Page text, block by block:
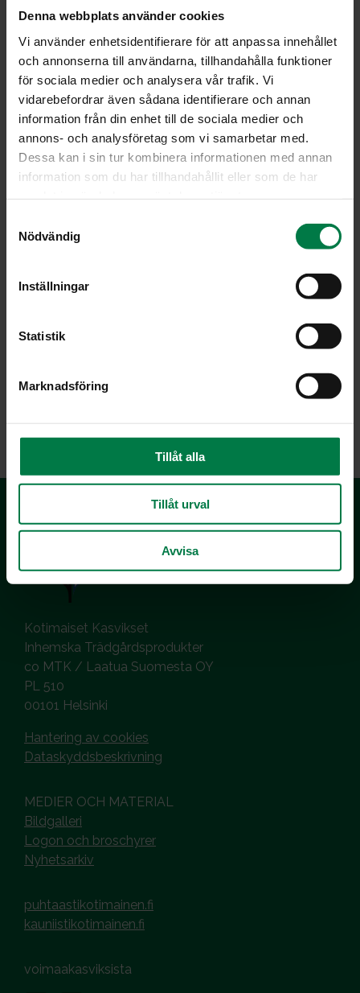
Denna webbplats använder cookies
Vi använder enhetsidentifierare för att anpassa innehållet
och annonserna till användarna, tillhandahålla funktioner
för sociala medier och analysera vår trafik. Vi
vidarebefordrar även sådana identifierare och annan
information från din enhet till de sociala medier och
annons- och analysföretag som vi samarbetar med.
Dessa kan i sin tur kombinera informationen med annan
information som du har tillhandahållit eller som de har
Nödvändig
Inställningar
Statistik
Marknadsföring
Tillåt alla
Tillåt urval
Avvisa
Pe­ru­na bla kon­go
Kotimaiset Kasvikset
Inhemska Trädgårdsprodukter
co MTK / Laatua Suomesta OY
PL 510
00101 Helsinki
Hantering av cookies
Dataskyddsbeskrivning
MEDIER OCH MATERIAL
Bildgalleri
Logon och broschyrer
Nyhetsarkiv
puhtaastikotimainen.fi
kauniistikotimainen.fi
voimaakasviksista